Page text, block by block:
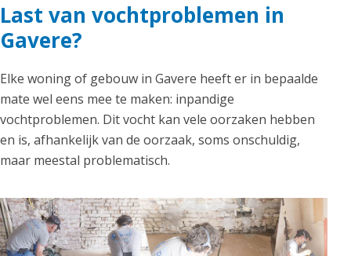
Last van vochtproblemen in
Gavere?
Elke woning of gebouw in Gavere heeft er in bepaalde
mate wel eens mee te maken: inpandige
vochtproblemen. Dit vocht kan vele oorzaken hebben
en is, afhankelijk van de oorzaak, soms onschuldig,
maar meestal problematisch.